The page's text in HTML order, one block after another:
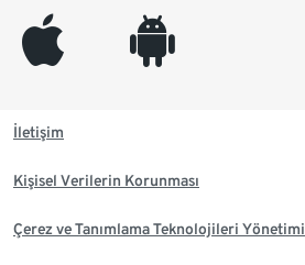
appleinc android
İletişim
Kişisel Verilerin Korunması
Çerez ve Tanımlama Teknolojileri Yönetimi